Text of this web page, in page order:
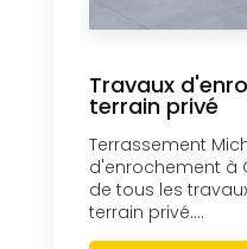
Travaux
terrain privé
Terrassement
d'enrochement à
de tous les
terrain privé....